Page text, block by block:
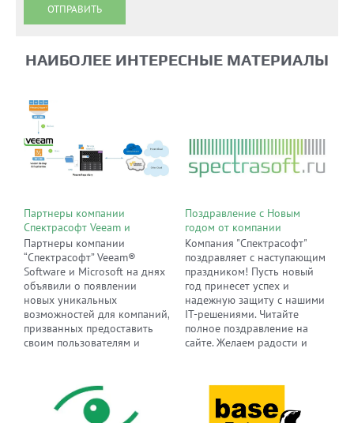
ОТПРАВИТЬ
НАИБОЛЕЕ ИНТЕРЕСНЫЕ МАТЕРИАЛЫ
Партнеры компании
Спектрасофт Veeam и
Microsoft объявили о
сотрудничестве
Партнеры компании
“Спектрасофт” Veeam®
Software и Microsoft на днях
объявили о появлении
новых уникальных
возможностей для компаний,
призванных предоставить
своим пользователям и
доступности данных и
уникальный цифровой опыт.
Поздравление с Новым
годом от компании
"Спектрасофт"
Компания "Спектрасофт"
поздравляет с наступающим
праздником! Пусть новый
год принесет успех и
надежную защиту с нашими
IT-решениями. Читайте
полное поздравление на
сайте. Желаем радости и